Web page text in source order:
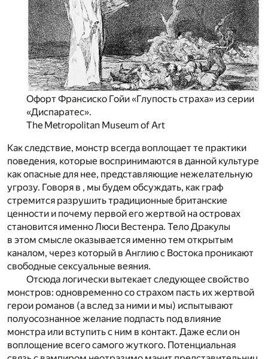
Офорт Франсиско Гойи «Глупость страха» из серии
«Диспаратес».
The Metropolitan Museum of Art
Как следствие, монстр всегда воплощает те практики
поведения, которые воспринимаются в данной культуре
как опасные для нее, представляющие нежелательную
угрозу. Говоря в , мы будем обсуждать, как граф
стремится разрушить традиционные британские
ценности и почему первой его жертвой на островах
становится именно Люси Вестенра. Тело Дракулы
в этом смысле оказывается именно тем открытым
каналом, через который в Англию с Востока проникают
свободные сексуальные веяния.
Отсюда логически вытекает следующее свойство
монстров: одновременно со страхом пасть их жертвой
герои романов (а вслед за ними и мы) испытывают
полуосознанное желание подпасть под влияние
монстра или вступить с ним в контакт. Даже если он
воплощение всего самого жуткого. Потенциальная